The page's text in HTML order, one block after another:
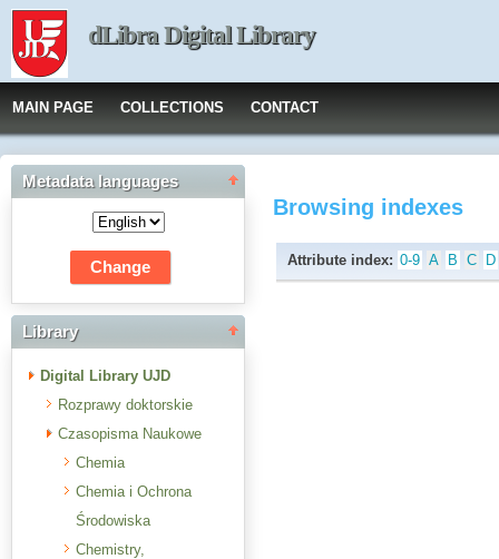
dLibra Digital Library
MAIN PAGE COLLECTIONS CONTACT
Metadata languages
Library
Digital Library UJD
Rozprawy doktorskie
Czasopisma Naukowe
Chemia
Chemia i Ochrona
Środowiska
Chemistry,
Browsing indexes
Attribute index: 0-9 A B C D